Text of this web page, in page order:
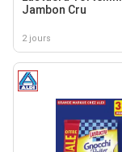
Jambon Cru
2 jours